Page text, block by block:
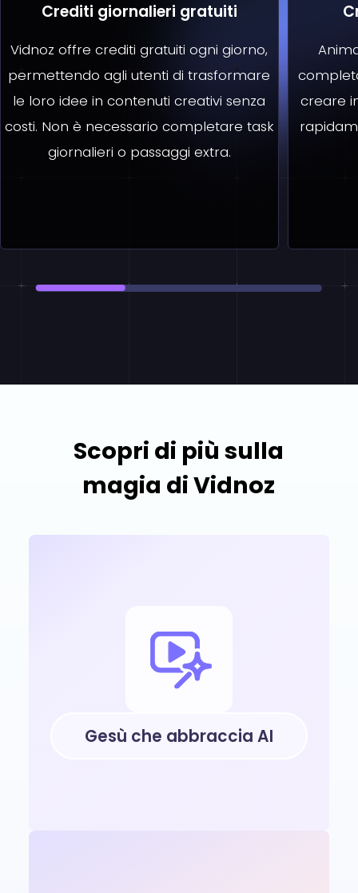
Crediti giornalieri gratuiti
Vidnoz offre crediti gratuiti ogni giorno,
permettendo agli utenti di trasformare
le loro idee in contenuti creativi senza
costi. Non è necessario completare task
giornalieri o passaggi extra.
creare
Scopri di più sulla
magia di Vidnoz
Gesù che abbraccia AI